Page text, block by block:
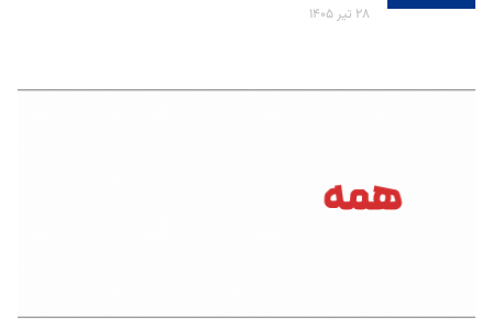
۲۸ تیر ۱۴۰۵